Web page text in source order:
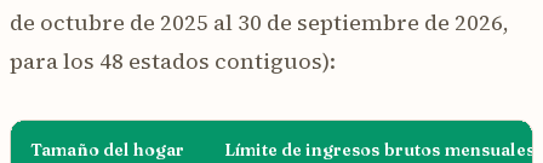
de octubre de 2025 al 30 de septiembre de 2026,
para los 48 estados contiguos):
Tamaño del hogar Límite de ingresos brutos mensuales